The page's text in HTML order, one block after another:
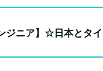
ジニア】☆日本とタ